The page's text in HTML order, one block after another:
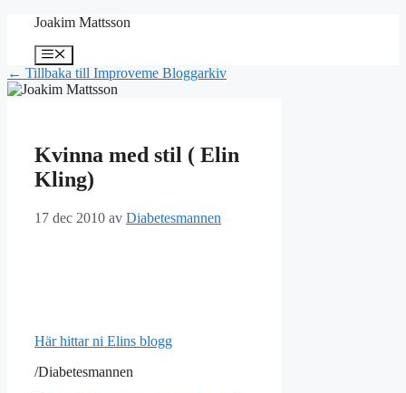
Hoppa
innehåll
Joakim Mattsson
Meny
← Tillbaka till Improveme Bloggarkiv
Kvinna med stil ( Elin
Kling)
17 dec 2010 av Diabetesmannen
Här hittar ni Elins blogg
/Diabetesmannen